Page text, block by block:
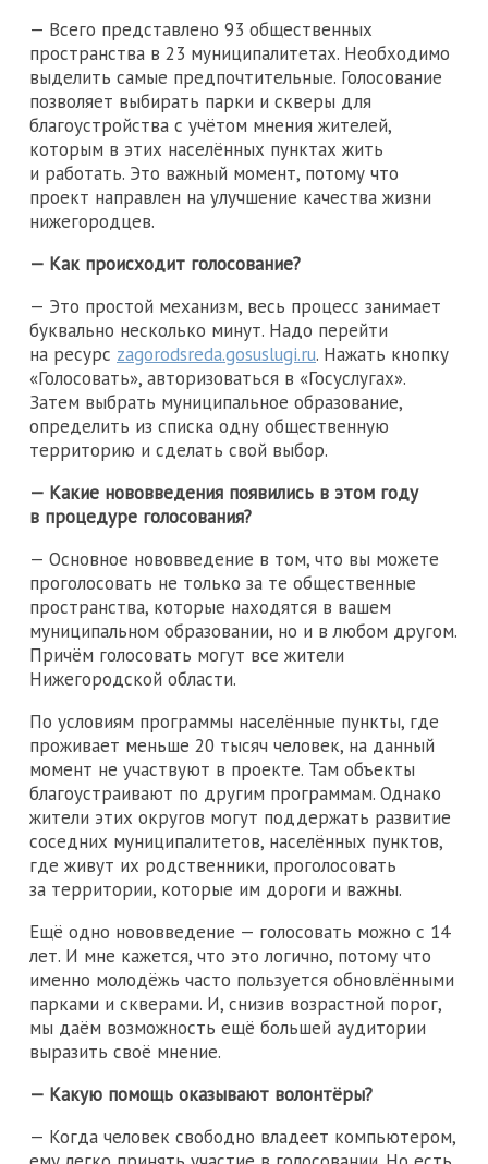
— Всего представлено 93 общественных
пространства в 23 муниципалитетах. Необходимо
выделить самые предпочтительные. Голосование
позволяет выбирать парки и скверы для
благоустройства с учётом мнения жителей,
которым в этих населённых пунктах жить
и работать. Это важный момент, потому что
проект направлен на улучшение качества жизни
нижегородцев.
— Как происходит голосование?
— Это простой механизм, весь процесс занимает
буквально несколько минут. Надо перейти
на ресурс zagorodsreda.gosuslugi.ru. Нажать кнопку
«Голосовать», авторизоваться в «Госуслугах».
Затем выбрать муниципальное образование,
определить из списка одну общественную
территорию и сделать свой выбор.
— Какие нововведения появились в этом году
в процедуре голосования?
— Основное нововведение в том, что вы можете
проголосовать не только за те общественные
пространства, которые находятся в вашем
муниципальном образовании, но и в любом другом.
Причём голосовать могут все жители
Нижегородской области.
По условиям программы населённые пункты, где
проживает меньше 20 тысяч человек, на данный
момент не участвуют в проекте. Там объекты
благоустраивают по другим программам. Однако
жители этих округов могут поддержать развитие
соседних муниципалитетов, населённых пунктов,
где живут их родственники, проголосовать
за территории, которые им дороги и важны.
Ещё одно нововведение — голосовать можно с 14
лет. И мне кажется, что это логично, потому что
именно молодёжь часто пользуется обновлёнными
парками и скверами. И, снизив возрастной порог,
мы даём возможность ещё большей аудитории
выразить своё мнение.
— Какую помощь оказывают волонтёры?
— Когда человек свободно владеет компьютером,